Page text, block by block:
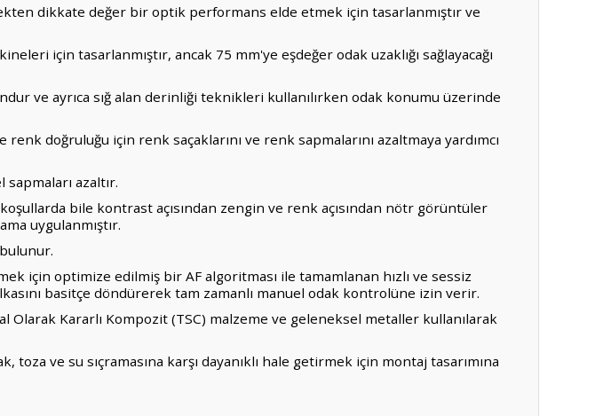
dikkate değer bir optik performans elde etmek için tasarlanmıştır ve
için tasarlanmıştır, ancak 75 mm'ye eşdeğer odak uzaklığı sağlayacağı
ve ayrıca sığ alan derinliği teknikleri kullanılırken odak konumu üzerinde
doğruluğu için renk saçaklarını ve renk sapmalarını azaltmaya yardımcı
azaltır.
bile kontrast açısından zengin ve renk açısından nötr görüntüler
uygulanmıştır.
için optimize edilmiş bir AF algoritması ile tamamlanan hızlı ve sessiz
basitçe döndürerek tam zamanlı manuel odak kontrolüne izin verir.
Olarak Kararlı Kompozit (TSC) malzeme ve geleneksel metaller kullanılarak
toza ve su sıçramasına karşı dayanıklı hale getirmek için montaj tasarımına